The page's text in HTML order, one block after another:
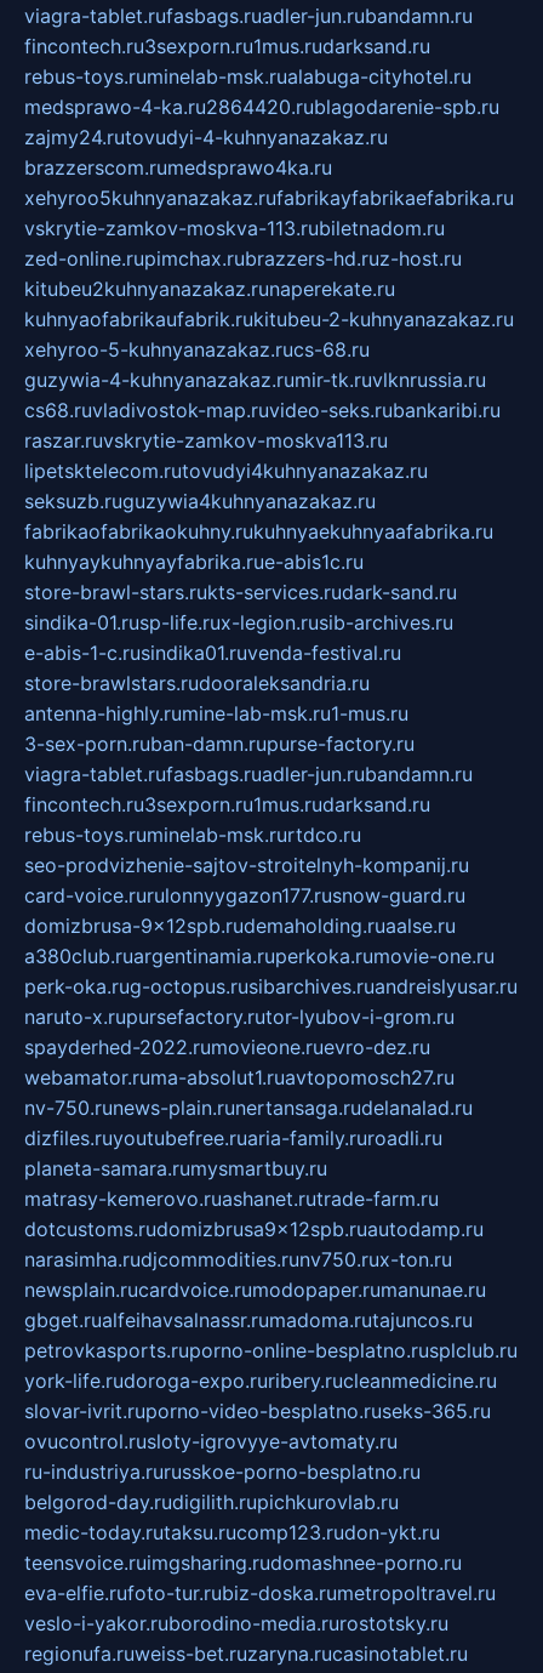
viagra-tablet.rufasbags.ruadler-jun.rubandamn.ru
fincontech.ru3sexporn.ru1mus.rudarksand.ru
rebus-toys.ruminelab-msk.rualabuga-cityhotel.ru
medsprawo-4-ka.ru2864420.rublagodarenie-spb.ru
zajmy24.rutovudyi-4-kuhnyanazakaz.ru
brazzerscom.rumedsprawo4ka.ru
xehyroo5kuhnyanazakaz.rufabrikayfabrikaefabrika.ru
vskrytie-zamkov-moskva-113.rubiletnadom.ru
zed-online.rupimchax.rubrazzers-hd.ruz-host.ru
kitubeu2kuhnyanazakaz.runaperekate.ru
kuhnyaofabrikaufabrik.rukitubeu-2-kuhnyanazakaz.ru
xehyroo-5-kuhnyanazakaz.rucs-68.ru
guzywia-4-kuhnyanazakaz.rumir-tk.ruvlknrussia.ru
cs68.ruvladivostok-map.ruvideo-seks.rubankaribi.ru
raszar.ruvskrytie-zamkov-moskva113.ru
lipetsktelecom.rutovudyi4kuhnyanazakaz.ru
seksuzb.ruguzywia4kuhnyanazakaz.ru
fabrikaofabrikaokuhny.rukuhnyaekuhnyaafabrika.ru
kuhnyaykuhnyayfabrika.rue-abis1c.ru
store-brawl-stars.rukts-services.rudark-sand.ru
sindika-01.rusp-life.rux-legion.rusib-archives.ru
e-abis-1-c.rusindika01.ruvenda-festival.ru
store-brawlstars.rudooraleksandria.ru
antenna-highly.rumine-lab-msk.ru1-mus.ru
3-sex-porn.ruban-damn.rupurse-factory.ru
viagra-tablet.rufasbags.ruadler-jun.rubandamn.ru
fincontech.ru3sexporn.ru1mus.rudarksand.ru
rebus-toys.ruminelab-msk.rurtdco.ru
seo-prodvizhenie-sajtov-stroitelnyh-kompanij.ru
card-voice.rurulonnyygazon177.rusnow-guard.ru
domizbrusa-9x12spb.rudemaholding.ruaalse.ru
a380club.ruargentinamia.ruperkoka.rumovie-one.ru
perk-oka.rug-octopus.rusibarchives.ruandreislyusar.ru
naruto-x.rupursefactory.rutor-lyubov-i-grom.ru
spayderhed-2022.rumovieone.ruevro-dez.ru
webamator.ruma-absolut1.ruavtopomosch27.ru
nv-750.runews-plain.runertansaga.rudelanalad.ru
dizfiles.ruyoutubefree.ruaria-family.ruroadli.ru
planeta-samara.rumysmartbuy.ru
matrasy-kemerovo.ruashanet.rutrade-farm.ru
dotcustoms.rudomizbrusa9x12spb.ruautodamp.ru
narasimha.rudjcommodities.runv750.rux-ton.ru
newsplain.rucardvoice.rumodopaper.rumanunae.ru
gbget.rualfeihavsalnassr.rumadoma.rutajuncos.ru
petrovkasports.ruporno-online-besplatno.rusplclub.ru
york-life.rudoroga-expo.ruribery.rucleanmedicine.ru
slovar-ivrit.ruporno-video-besplatno.ruseks-365.ru
ovucontrol.rusloty-igrovyye-avtomaty.ru
ru-industriya.rurusskoe-porno-besplatno.ru
belgorod-day.rudigilith.rupichkurovlab.ru
medic-today.rutaksu.rucomp123.rudon-ykt.ru
teensvoice.ruimgsharing.rudomashnee-porno.ru
eva-elfie.rufoto-tur.rubiz-doska.rumetropoltravel.ru
veslo-i-yakor.ruborodino-media.rurostotsky.ru
regionufa.ruweiss-bet.ruzaryna.rucasinotablet.ru